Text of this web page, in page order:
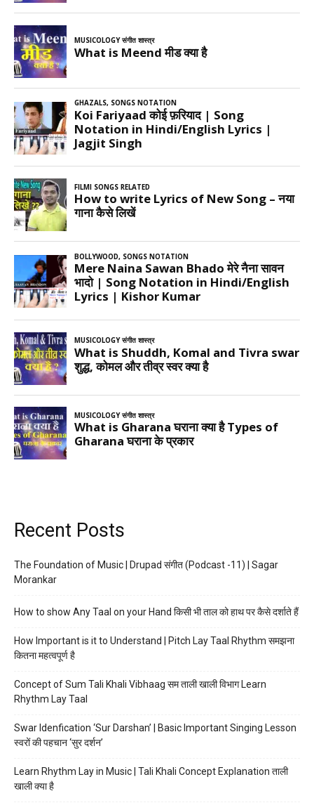
Recent Posts
The Foundation of Music | Drupad संगीत (Podcast -11) | Sagar
Morankar
How to show Any Taal on your Hand किसी भी ताल को हाथ पर कैसे दर्शाते हैं
How Important is it to Understand | Pitch Lay Taal Rhythm समझना
कितना महत्वपूर्ण है
Concept of Sum Tali Khali Vibhaag सम ताली खाली विभाग Learn
Rhythm Lay Taal
Swar Idenfication ‘Sur Darshan’ | Basic Important Singing Lesson
स्वरों की पहचान ‘सुर दर्शन’
Learn Rhythm Lay in Music | Tali Khali Concept Explanation ताली
खाली क्या है